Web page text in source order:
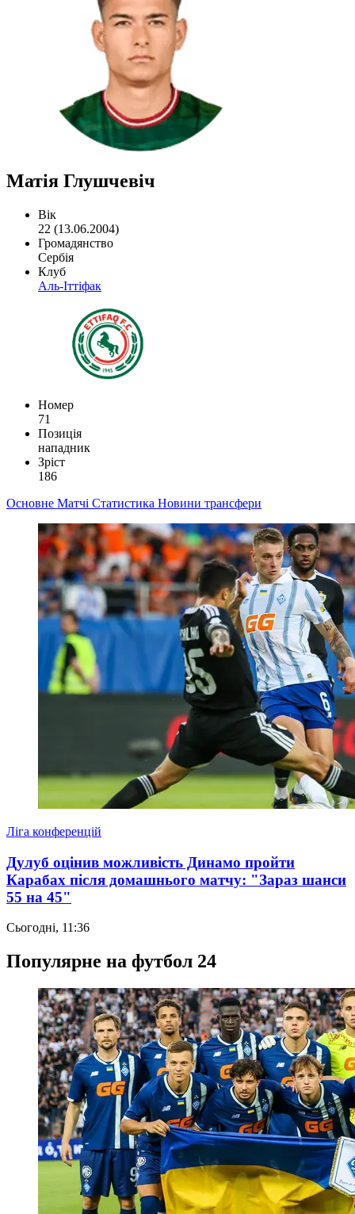
Матія Глушчевіч
Вік
22 (13.06.2004)
Громадянство
Сербія
Клуб
Аль-Іттіфак
Номер
71
Позиція
нападник
Зріст
186
Основне Матчі Статистика Новини трансфери
Ліга конференцій
Дулуб оцінив можливість Динамо пройти
Карабах після домашнього матчу: "Зараз шанси
55 на 45"
Сьогодні, 11:36
Популярне на футбол 24